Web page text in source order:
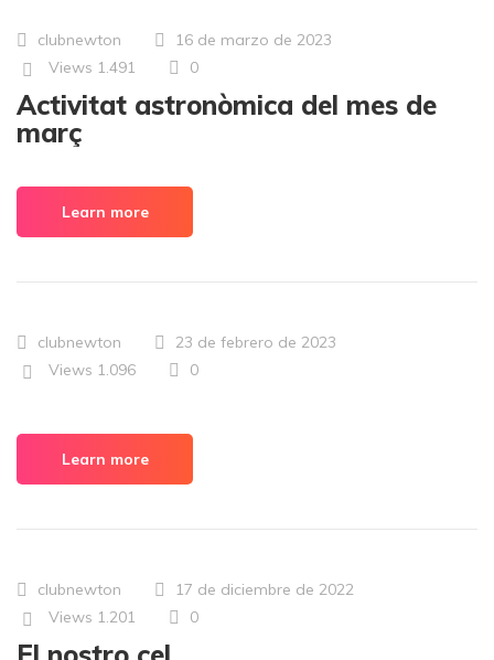
clubnewton
16 de marzo de 2023
Views 1.491 0
Activitat astronòmica del mes de
març
Learn more
clubnewton
23 de febrero de 2023
Views 1.096 0
Learn more
clubnewton
17 de diciembre de 2022
Views 1.201 0